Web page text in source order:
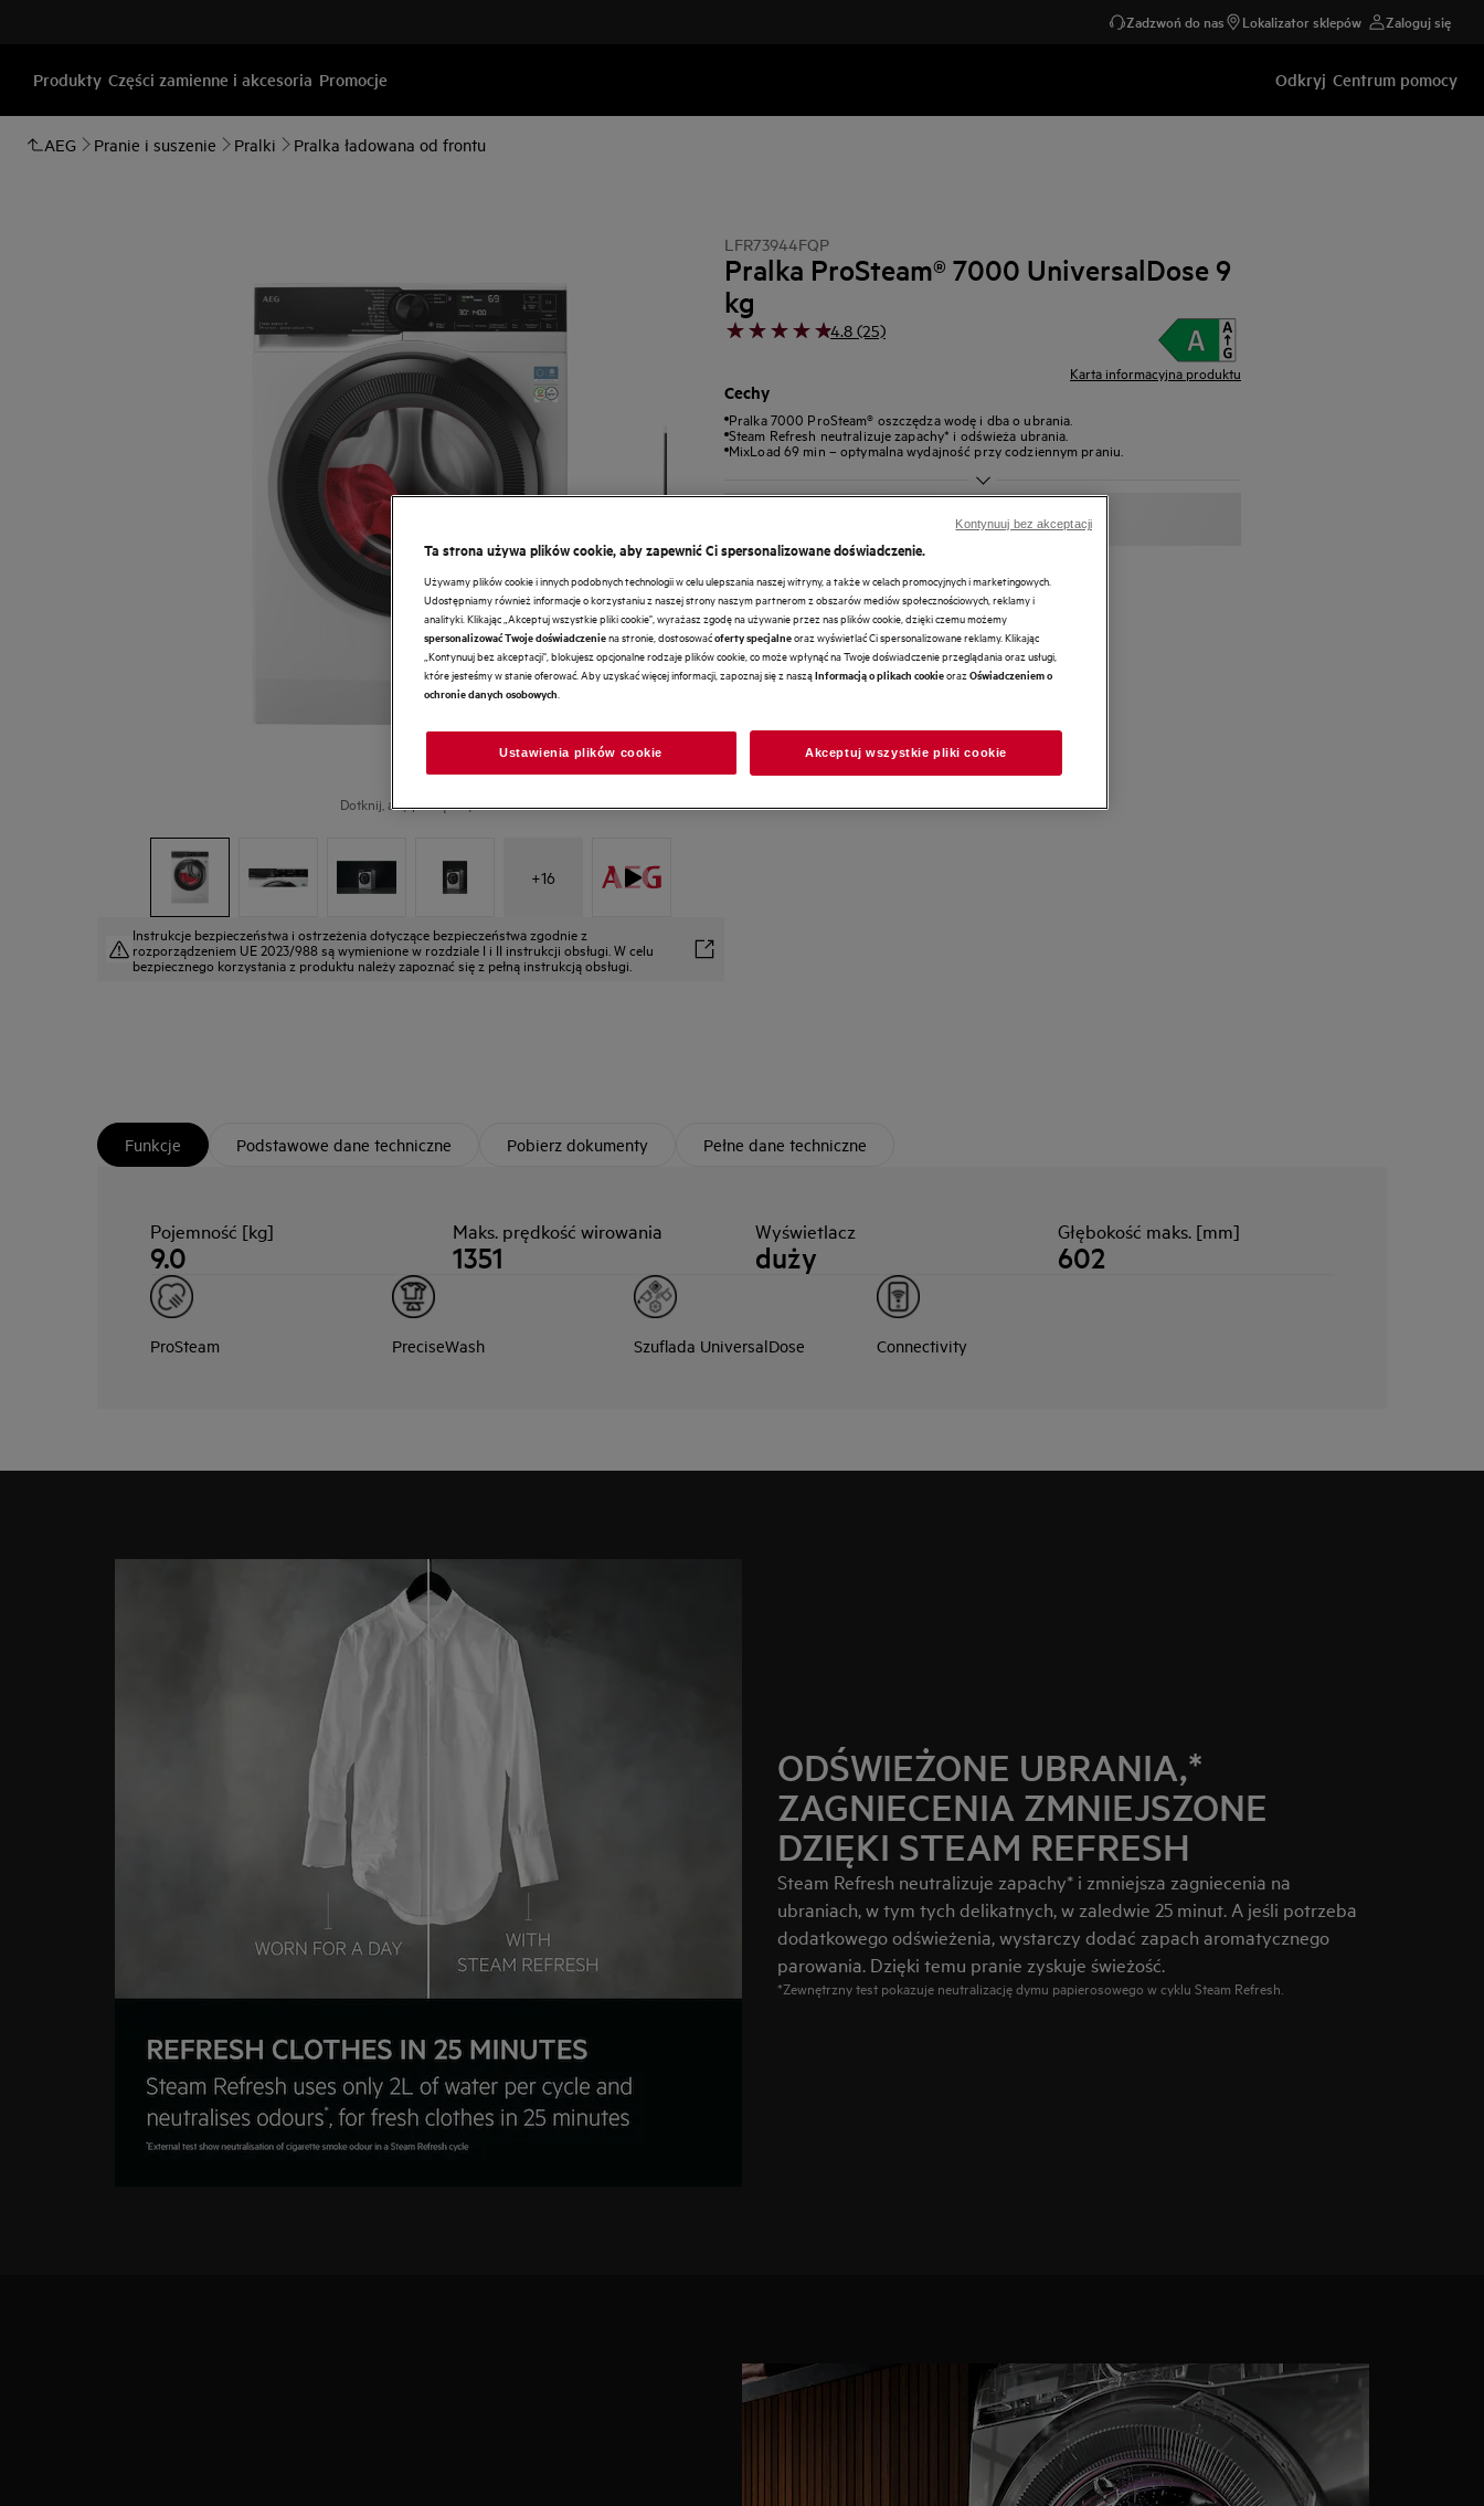
Zadzwoń do nas Lokalizator sklepów Zaloguj się
Produkty Części zamienne i akcesoria Promocje Odkryj Centrum pomocy
AEG Pranie i suszenie Pralki Pralka ładowana od frontu
Dotknij, aby powiększyć.
+16
Instrukcje bezpieczeństwa i ostrzeżenia dotyczące bezpieczeństwa zgodnie z
rozporządzeniem UE 2023/988 są wymienione w rozdziale I i II instrukcji obsługi. W celu
bezpiecznego korzystania z produktu należy zapoznać się z pełną instrukcją obsługi.
LFR73944FQP
Pralka ProSteam® 7000 UniversalDose 9
kg
4.8 (25)
Karta informacyjna produktu
Cechy
Pralka 7000 ProSteam® oszczędza wodę i dba o ubrania.
Steam Refresh neutralizuje zapachy* i odświeża ubrania.
MixLoad 69 min – optymalna wydajność przy codziennym praniu.
Funkcje Podstawowe dane techniczne Pobierz dokumenty Pełne dane techniczne
Pojemność [kg]
9.0
Maks. prędkość wirowania
1351
Wyświetlacz
duży
Głębokość maks. [mm]
602
ProSteam PreciseWash Szuflada UniversalDose Connectivity
ODŚWIEŻONE UBRANIA,*
ZAGNIECENIA ZMNIEJSZONE
DZIĘKI STEAM REFRESH
Steam Refresh neutralizuje zapachy* i zmniejsza zagniecenia na
ubraniach, w tym tych delikatnych, w zaledwie 25 minut. A jeśli potrzeba
dodatkowego odświeżenia, wystarczy dodać zapach aromatycznego
parowania. Dzięki temu pranie zyskuje świeżość.
*Zewnętrzny test pokazuje neutralizację dymu papierosowego w cyklu Steam Refresh.
Ta strona używa plików cookie, aby zapewnić Ci spersonalizowane doświadczenie.
Używamy plików cookie i innych podobnych technologii w celu ulepszania naszej witryny, a także w celach promocyjnych i marketingowych.
Udostępniamy również informacje o korzystaniu z naszej strony naszym partnerom z obszarów mediów społecznościowych, reklamy i
analityki. Klikając „Akceptuj wszystkie pliki cookie", wyrażasz zgodę na używanie przez nas plików cookie, dzięki czemu możemy
spersonalizować Twoje doświadczeniena stronie, dostosowaćoferty specjalneoraz wyświetlać Ci spersonalizowane reklamy. Klikając
„Kontynuuj bez akceptacji", blokujesz opcjonalne rodzaje plików cookie, co może wpłynąć na Twoje doświadczenie przeglądania oraz usługi,
które jesteśmy w stanie oferować. Aby uzyskać więcej informacji, zapoznaj się z nasząInformacją o plikach cookieoraz Oświadczeniem o
ochronie danych osobowych
Ustawienia plików cookie Akceptuj wszystkie pliki cookie
Kontynuuj bez akceptacji